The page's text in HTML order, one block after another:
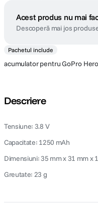
Acest produs nu mai
Descoperă mai jos
Pachetul include
acumulator pentru GoPro
Descriere
Tensiune: 3.8 V
Capacitate: 1250 mAh
Dimensiuni: 35 mm x 31 mm x
Greutate: 23 g